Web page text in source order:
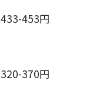
433-453円
320-370円